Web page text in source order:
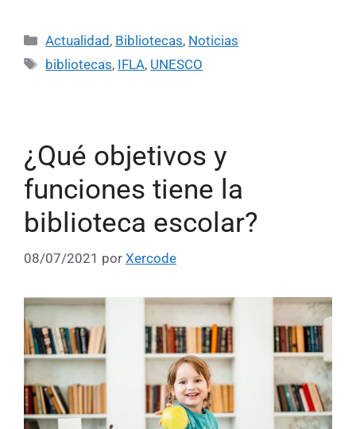
Actualidad, Bibliotecas, Noticias
bibliotecas, IFLA, UNESCO
¿Qué objetivos y
funciones tiene la
biblioteca escolar?
08/07/2021 por Xercode